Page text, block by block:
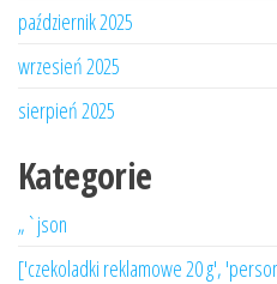
październik 2025
wrzesień 2025
sierpień 2025
Kategorie
„`json
['czekoladki reklamowe 20 g',